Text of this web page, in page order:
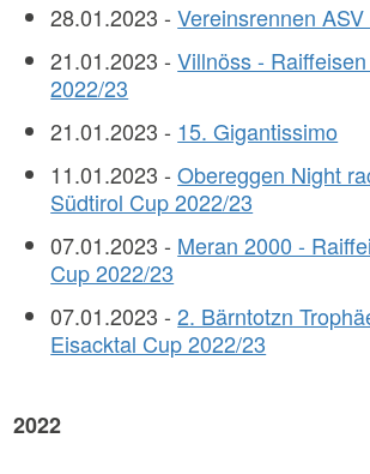
28.01.2023 -Vereinsrennen ASV
21.01.2023 -Villnöss -
2022/23
21.01.2023 - 15. Gigantissimo
11.01.2023 -Obereggen Night
Südtirol Cup 2022/23
07.01.2023 - Meran 2000 -
Cup 2022/23
07.01.2023 -2. Bärntotzn
Eisacktal Cup 2022/23
2022